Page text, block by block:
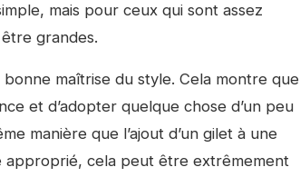
mais pour ceux qui sont assez
grandes.
maîtrise du style. Cela montre que
et d’adopter quelque chose d’un peu
manière que l’ajout d’un gilet à une
approprié, cela peut être extrêmement